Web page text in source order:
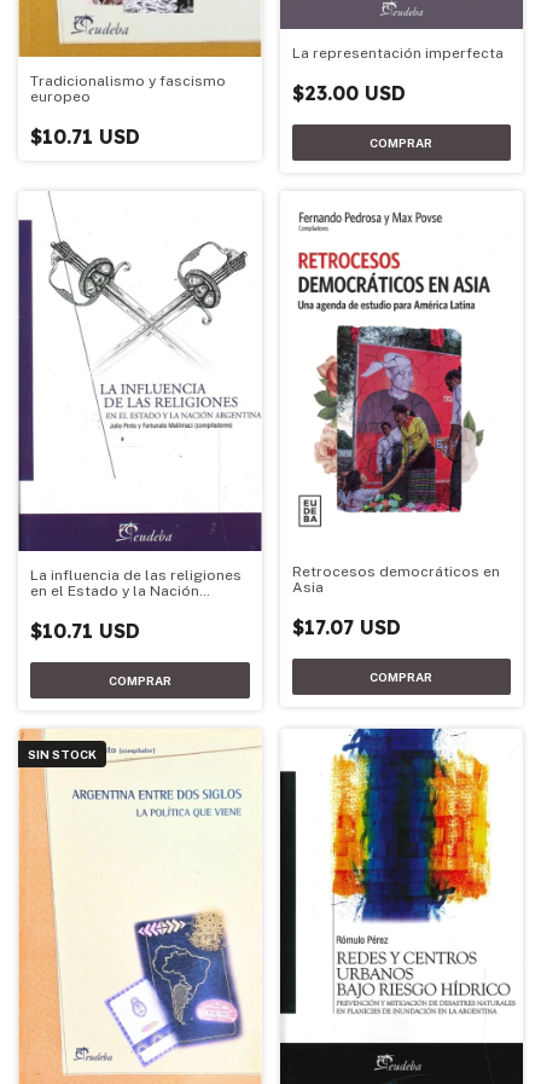
Tradicionalismo y fascismo
europeo
$10.71 USD
La representación imperfecta
$23.00 USD
La influencia de las religiones
en el Estado y la Nación
$10.71 USD
Retrocesos democráticos en
Asia
$17.07 USD
SIN STOCK